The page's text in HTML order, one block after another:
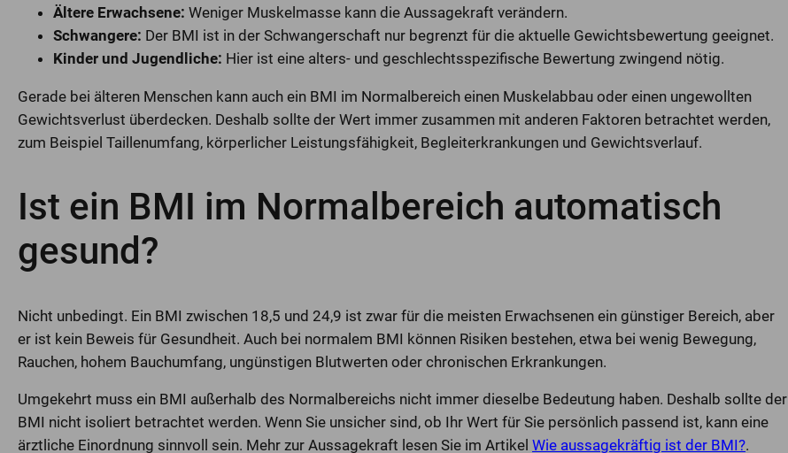
Ältere Erwachsene: Weniger Muskelmasse kann die Aussagekraft verändern.
Schwangere: Der BMI ist in der Schwangerschaft nur begrenzt für die aktuelle Gewichtsbewertung geeignet.
Kinder und Jugendliche: Hier ist eine alters- und geschlechtsspezifische Bewertung zwingend nötig.
Gerade bei älteren Menschen kann auch ein BMI im Normalbereich einen Muskelabbau oder einen ungewollten
Gewichtsverlust überdecken. Deshalb sollte der Wert immer zusammen mit anderen Faktoren betrachtet werden,
zum Beispiel Taillenumfang, körperlicher Leistungsfähigkeit, Begleiterkrankungen und Gewichtsverlauf.
Ist ein BMI im Normalbereich automatisch
gesund?
Nicht unbedingt. Ein BMI zwischen 18,5 und 24,9 ist zwar für die meisten Erwachsenen ein günstiger Bereich, aber
er ist kein Beweis für Gesundheit. Auch bei normalem BMI können Risiken bestehen, etwa bei wenig Bewegung,
Rauchen, hohem Bauchumfang, ungünstigen Blutwerten oder chronischen Erkrankungen.
Umgekehrt muss ein BMI außerhalb des Normalbereichs nicht immer dieselbe Bedeutung haben. Deshalb sollte der
BMI nicht isoliert betrachtet werden. Wenn Sie unsicher sind, ob Ihr Wert für Sie persönlich passend ist, kann eine
ärztliche Einordnung sinnvoll sein. Mehr zur Aussagekraft lesen Sie im Artikel Wie aussagekräftig ist der BMI?.